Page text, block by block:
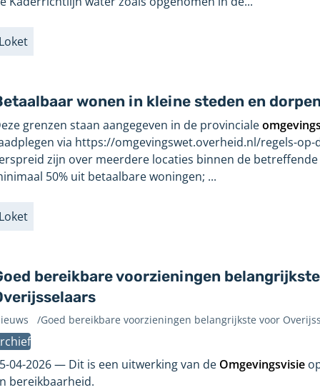
Labels
Loket
wonen in kleine steden en dorpen
grenzen staan aangegeven in de provincialeomgevings
via https://omgevingswet.overheid.nl/regels-op-
zijn over meerdere locaties binnen de
50% uit betaalbare woningen; ...
Labels
Loket
bereikbare voorzieningen
/Goed bereikbare voorzieningen belangrijkste voor
04-2026
Dit is een uitwerking van de Omgevingsvisie
bereikbaarheid.